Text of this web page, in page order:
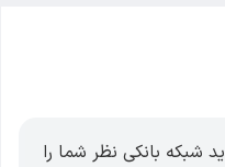
شبکه بانکی نظر شما را